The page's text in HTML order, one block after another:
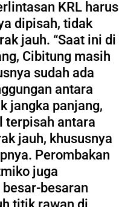
KRL harus
dipisah, tidak
jauh. “Saat ini di
Cibitung masih
sudah ada
antara
jangka panjang,
terpisah antara
jauh, khususnya
Perombakan
juga
besaran